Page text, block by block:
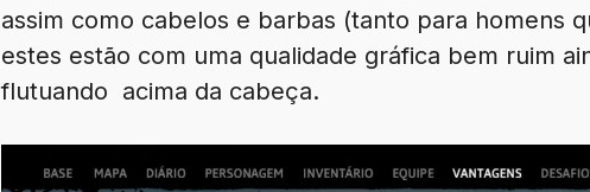
assim como cabelos e barbas (tanto para homens
estes estão com uma qualidade gráfica bem ruim
flutuando acima da cabeça.